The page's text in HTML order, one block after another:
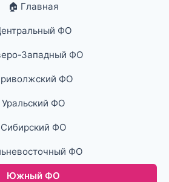
🏠 Главная
ФО
Западный ФО
ФО
Уральский ФО
Сибирский ФО
ФО
Южный ФО